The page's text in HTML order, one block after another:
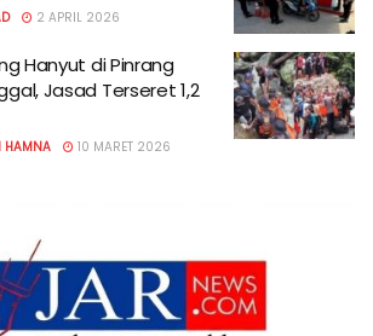
2 APRIL 2026
Hanyut di Pinrang
Jasad Terseret 1,2
HAMNA 10 MARET 2026